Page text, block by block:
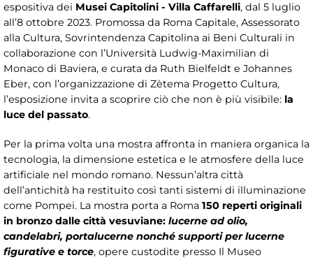
espositiva dei Musei Capitolini - Villa Caffarelli, dal 5 luglio
all’8 ottobre 2023. Promossa da Roma Capitale, Assessorato
alla Cultura, Sovrintendenza Capitolina ai Beni Culturali in
collaborazione con l’Università Ludwig-Maximilian di
Monaco di Baviera, e curata da Ruth Bielfeldt e Johannes
Eber, con l’organizzazione di Zètema Progetto Cultura,
l’esposizione invita a scoprire ciò che non è più visibile: la
luce del passato.
Per la prima volta una mostra affronta in maniera organica la
tecnologia, la dimensione estetica e le atmosfere della luce
artificiale nel mondo romano. Nessun’altra città
dell’antichità ha restituito così tanti sistemi di illuminazione
come Pompei. La mostra porta a Roma 150 reperti originali
in bronzo dalle città vesuviane: lucerne ad olio,
candelabri, portalucerne nonché supporti per lucerne
figurative e torce, opere custodite presso Il Museo